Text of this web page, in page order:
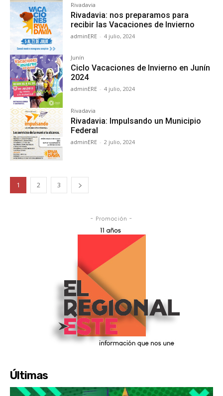
Rivadavia
Rivadavia: nos preparamos para
recibir las Vacaciones de Invierno
adminERE - 4 julio, 2024
Junín
Ciclo Vacaciones de Invierno en Junín
2024
adminERE - 4 julio, 2024
Rivadavia
Rivadavia: Impulsando un Municipio
Federal
adminERE - 2 julio, 2024
1 2 3
- Promoción -
Últimas